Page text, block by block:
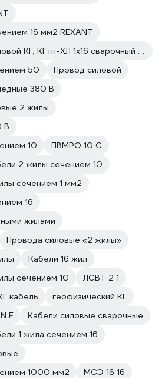
16 мм2 REXANT
Кабель и провод силовой КГ, КГтп-ХЛ 1х16 сварочный REXANT
50
Провод силовой
380 В
2 жилы
В
10
ПВМРО 10 С
2 жилы сечением 10
сечением 1 мм2
16
жилами
Провода силовые «2 жилы»
Кабели 16 жил
сечением 10
ЛСВТ 2 1
кабель
геофизический КГ
F
Кабели силовые сварочные
1 жила сечением 16
1000 мм2
МСЭ 16 16